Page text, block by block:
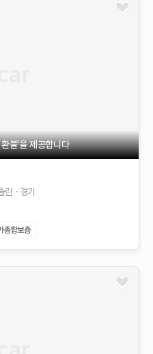
불'을 제공합니다
린 경기